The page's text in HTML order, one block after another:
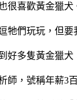
很喜歡黃金獵犬
牠們玩玩，但
好多隻黃金獵
師，號稱年薪3